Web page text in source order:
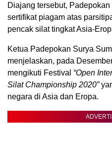
Diajang tersebut,
sertifikat piagam atas
pencak silat tingkat Asia-
Ketua Padepokan Surya
menjelaskan, pada
mengikuti Festival “Open
Silat Championship 2020”
negara di Asia dan Eropa.